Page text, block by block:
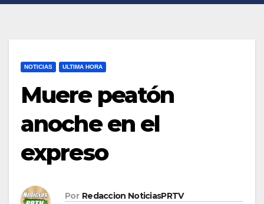
NOTICIAS ULTIMA HORA
Muere peatón
anoche en el
expreso
Por Redaccion NoticiasPRTV